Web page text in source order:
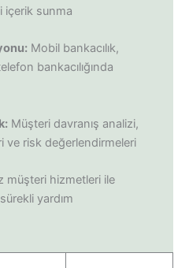
içerik sunma
Mobil bankacılık,
bankacılığında
Müşteri davranış analizi,
ve risk değerlendirmeleri
müşteri hizmetleri ile
yardım